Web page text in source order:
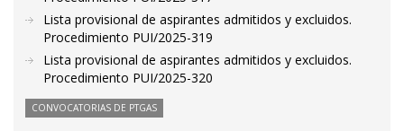
Lista provisional de aspirantes admitidos y excluidos.
Procedimiento PUI/2025-319
Lista provisional de aspirantes admitidos y excluidos.
Procedimiento PUI/2025-320
CONVOCATORIAS DE PTGAS